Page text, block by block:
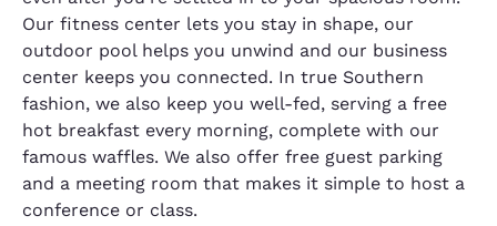
Our fitness center lets you stay in shape, our
outdoor pool helps you unwind and our business
center keeps you connected. In true Southern
fashion, we also keep you well-fed, serving a free
hot breakfast every morning, complete with our
famous waffles. We also offer free guest parking
and a meeting room that makes it simple to host a
conference or class.